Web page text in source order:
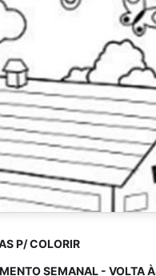
P/ COLORIR
SEMANAL - VOLTA